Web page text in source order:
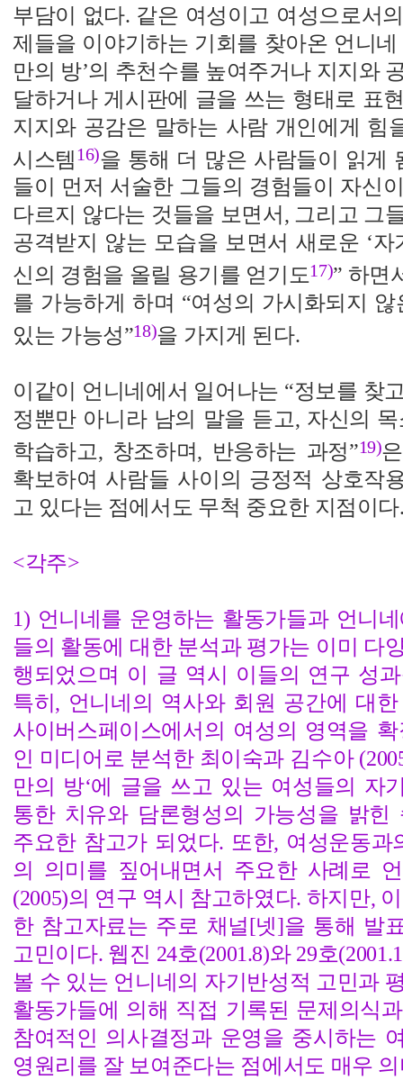
부담이 없다. 같은 여성이고 여성으로서
제들을 이야기하는 기회를 찾아온 언니
만의 방’의 추천수를 높여주거나 지지와
달하거나 게시판에 글을 쓰는 형태로 표
지지와 공감은 말하는 사람 개인에게 힘
시스템16)을 통해 더 많은 사람들이 읽게
들이 먼저 서술한 그들의 경험들이 자신
다르지 않다는 것들을 보면서, 그리고 그
공격받지 않는 모습을 보면서 새로운 ‘자
신의 경험을 올릴 용기를 얻기도17)” 하면
를 가능하게 하며 “여성의 가시화되지
있는 가능성”18)을 가지게 된다.
이같이 언니네에서 일어나는 “정보를 찾
정뿐만 아니라 남의 말을 듣고, 자신의
학습하고, 창조하며, 반응하는 과정”19)
확보하여 사람들 사이의 긍정적 상호작
고 있다는 점에서도 무척 중요한 지점이다
<각주>
1) 언니네를 운영하는 활동가들과 언니
들의 활동에 대한 분석과 평가는 이미 다
행되었으며 이 글 역시 이들의 연구 성
특히, 언니네의 역사와 회원 공간에 대
사이버스페이스에서의 여성의 영역을
인 미디어로 분석한 최이숙과 김수아
만의 방‘에 글을 쓰고 있는 여성들의 자
통한 치유와 담론형성의 가능성을 밝힌
주요한 참고가 되었다. 또한, 여성운동
의 의미를 짚어내면서 주요한 사례로
(2005)의 연구 역시 참고하였다. 하지만,
한 참고자료는 주로 채널[넷]을 통해 발
고민이다. 웹진 24호(2001.8)와 29호
볼 수 있는 언니네의 자기반성적 고민과
활동가들에 의해 직접 기록된 문제의식
참여적인 의사결정과 운영을 중시하는
영원리를 잘 보여준다는 점에서도 매우